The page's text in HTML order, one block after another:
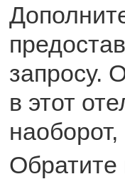
запросу.
в этот
Обратите